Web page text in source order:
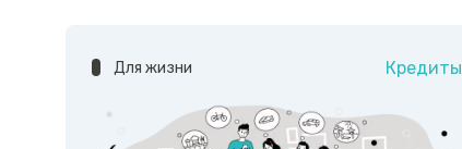
Для жизни Кредиты